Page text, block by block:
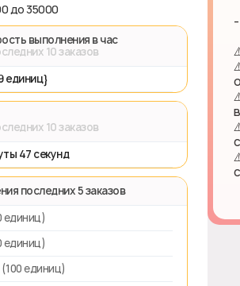
до 35000
выполнения в час
10 заказов
единиц}
10 заказов
47 секунд
последних 5 заказов
единиц)
единиц)
(100 единиц)